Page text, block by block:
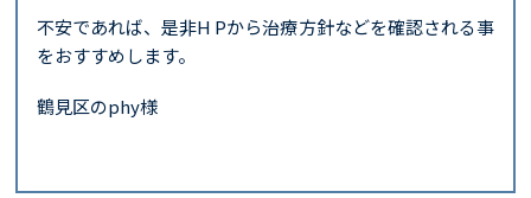
不安であれば、是非H Pから治療方針などを確認される事
をおすすめします。
鶴見区のphy様